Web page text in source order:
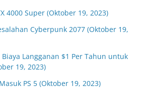
4000 Super (Oktober 19, 2023)
Cyberpunk 2077 (Oktober 19,
Langganan $1 Per Tahun untuk
19, 2023)
PS 5 (Oktober 19, 2023)